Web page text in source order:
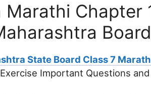
Chapter 1
Board
State Board Class 7
Important Questions